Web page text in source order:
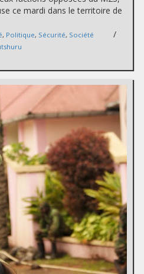
ce mardi dans le territoire de
, Politique, Sécurité, Société /